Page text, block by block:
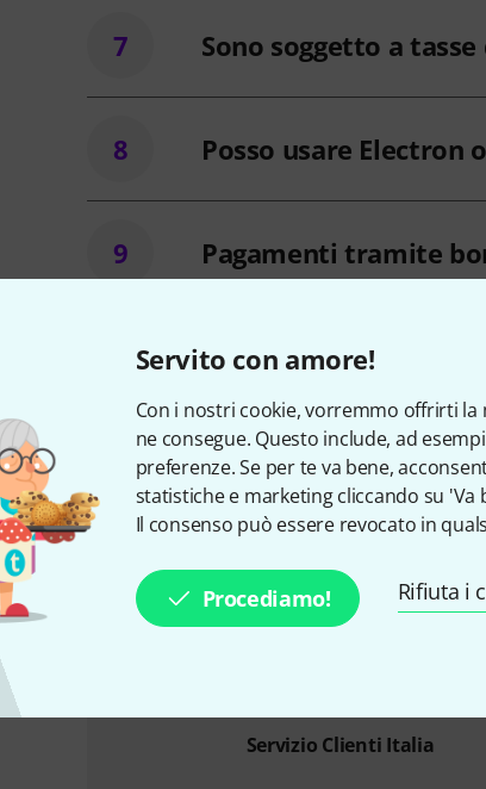
Servito con amore!
Con i nostri cookie, vorremmo offrirti
ne consegue. Questo include, ad
preferenze. Se per te va bene,
statistiche e marketing cliccando su 'Va
Il consenso può essere revocato in
Procediamo! Rifiuta i
7 Sono soggetto a
8 Posso usare
9 Pagamenti tramite
È possibile pagare a
Come contattarci
Servizio Clienti Italia